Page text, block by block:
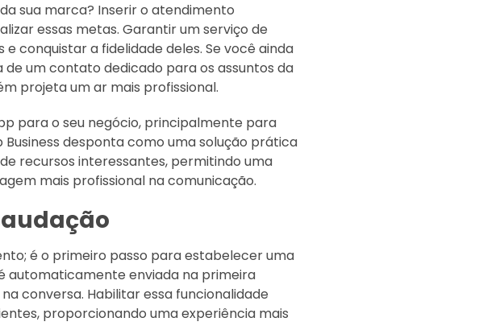
sua marca? Inserir o atendimento
essas metas. Garantir um serviço de
conquistar a fidelidade deles. Se você ainda
um contato dedicado para os assuntos da
projeta um ar mais profissional.
para o seu negócio, principalmente para
desponta como uma solução prática
recursos interessantes, permitindo uma
mais profissional na comunicação.
é o primeiro passo para estabelecer uma
automaticamente enviada na primeira
conversa. Habilitar essa funcionalidade
proporcionando uma experiência mais